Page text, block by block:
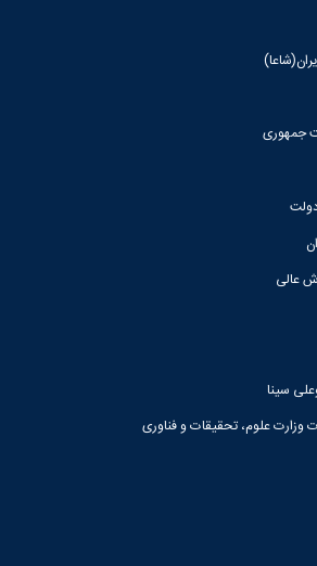
جمهوری
عالی
سینا
وزارت علوم، تحقیقات و فناوری